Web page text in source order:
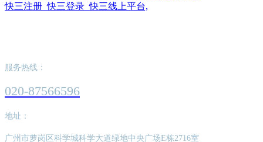
快三注册_快三登录_快三线上平台,
服务热线：
020-87566596
地址：
广州市萝岗区科学城科学大道绿地中央广场E栋2716室